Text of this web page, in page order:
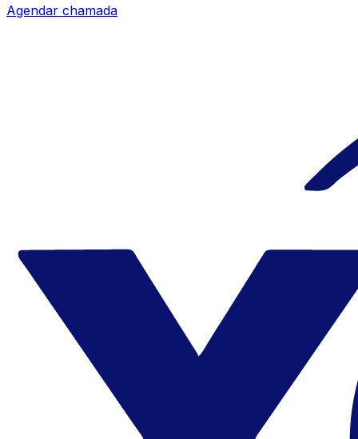
Agendar chamada